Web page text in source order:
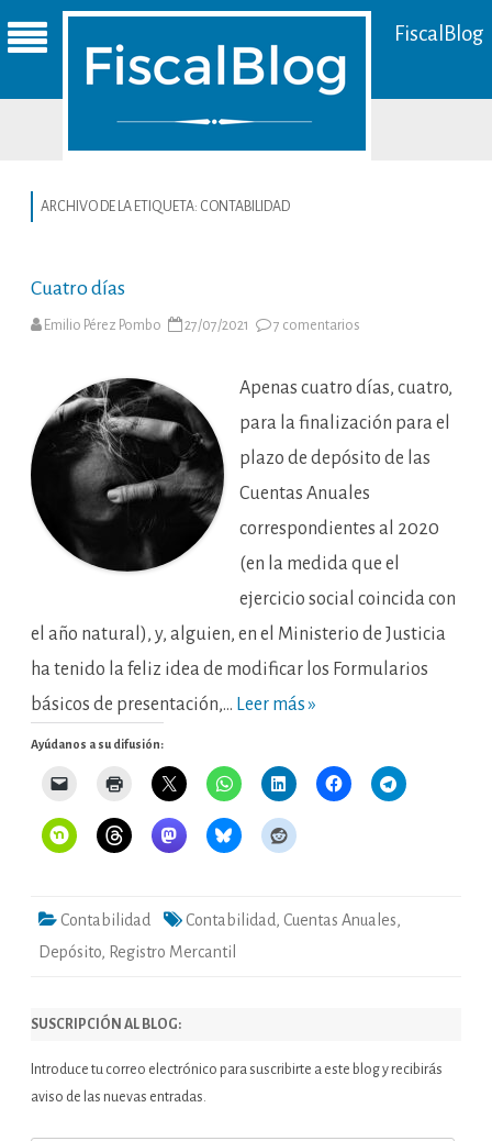
FiscalBlog
ARCHIVO DE LA ETIQUETA: CONTABILIDAD
Cuatro días
Emilio Pérez Pombo 27/07/2021 7 comentarios
Apenas cuatro días, cuatro,
para la finalización para el
plazo de depósito de las
Cuentas Anuales
correspondientes al 2020
(en la medida que el
ejercicio social coincida con
el año natural), y, alguien, en el Ministerio de Justicia
ha tenido la feliz idea de modificar los Formularios
básicos de presentación,… Leer más »
Ayúdanos a su difusión:
Contabilidad Contabilidad , Cuentas Anuales,
Depósito, Registro Mercantil
SUSCRIPCIÓN AL BLOG:
Introduce tu correo electrónico para suscribirte a este blog y recibirás
aviso de las nuevas entradas.